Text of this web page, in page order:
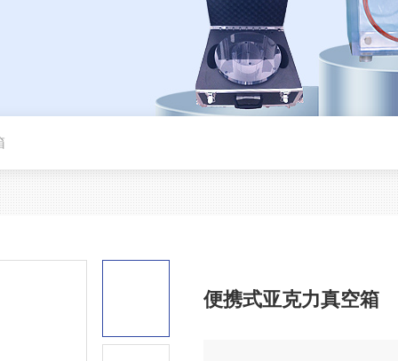
便携式亚克力真空箱